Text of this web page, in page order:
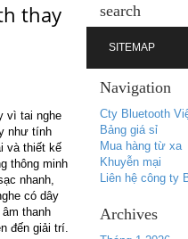
thay
vì tai nghe
như tính
và thiết kế
thông minh
nhanh,
có dây
thanh
đến giải trí.
search
Navigation
Cty Bluetooth
Bảng giá sỉ
Mua hàng từ xa
Khuyễn mại
Liên hệ công ty
SITEMAP
Archives